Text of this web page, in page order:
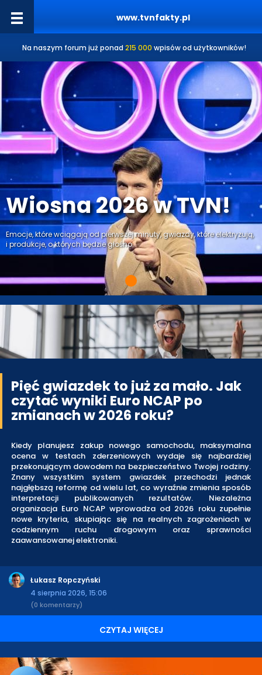
www.tvnfakty.pl
Na naszym forum już ponad 215 000 wpisów od użytkowników!
Wiosna 2026 w TVN!
Emocje, które wciągają od pierwszej minuty, gwiazdy, które elektryzują,
i produkcje, o których będzie głośno.
Pięć gwiazdek to już za mało. Jak
czytać wyniki Euro NCAP po
zmianach w 2026 roku?
Kiedy planujesz zakup nowego samochodu, maksymalna
ocena w testach zderzeniowych wydaje się najbardziej
przekonującym dowodem na bezpieczeństwo Twojej rodziny.
Znany wszystkim system gwiazdek przechodzi jednak
najgłębszą reformę od wielu lat, co wyraźnie zmienia sposób
interpretacji publikowanych rezultatów. Niezależna
organizacja Euro NCAP wprowadza od 2026 roku zupełnie
nowe kryteria, skupiając się na realnych zagrożeniach w
codziennym ruchu drogowym oraz sprawności
zaawansowanej elektroniki.
Łukasz Ropczyński
4 sierpnia 2026, 15:06
(0 komentarzy)
CZYTAJ WIĘCEJ